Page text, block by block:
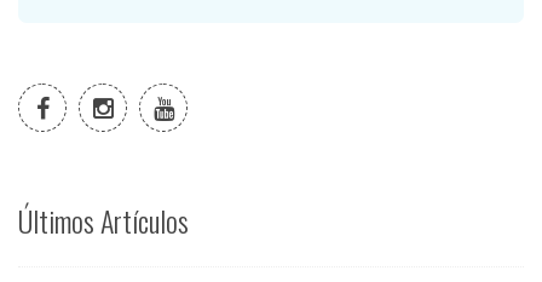
Últimos Artículos